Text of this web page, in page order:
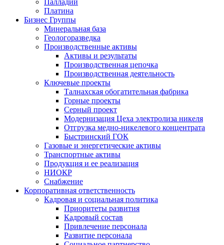
Палладий
Платина
Бизнес Группы
Минеральная база
Геологоразведка
Производственные активы
Активы и результаты
Производственная цепочка
Производственная деятельность
Ключевые проекты
Талнахская обогатительная фабрика
Горные проекты
Серный проект
Модернизация Цеха электролиза никеля
Отгрузка медно-никелевого концентрата
Быстринский ГОК
Газовые и энергетические активы
Транспортные активы
Продукция и ее реализация
НИОКР
Снабжение
Корпоративная ответственность
Кадровая и социальная политика
Приоритеты развития
Кадровый состав
Привлечение персонала
Развитие персонала